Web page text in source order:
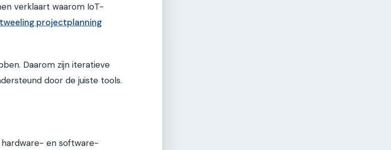
verklaart waarom IoT-
projectplanning
Daarom zijn iteratieve
door de juiste tools.
en software-